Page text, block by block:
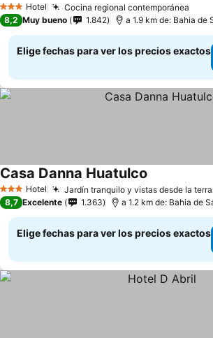
3 Estrellas
Hotel Cocina regional contemporánea
8,2 Muy bueno 1.842 a 1.9 km de: Bahia de
Elige fechas para ver los precios exactos
3 Estrellas
Hotel Jardín tranquilo y vistas desde la
Casa Danna Huatulco
8,7 Excelente 1.363 a 1.2 km de: Bahia de
Elige fechas para ver los precios exactos